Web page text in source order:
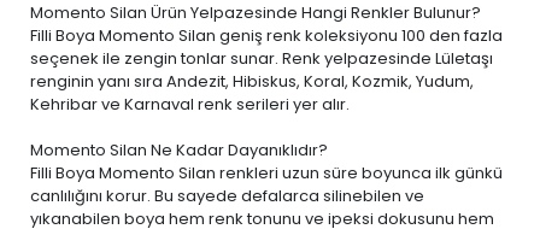
Momento Silan Ürün Yelpazesinde Hangi Renkler Bulunur?
Filli Boya Momento Silan geniş renk koleksiyonu 100 den fazla
seçenek ile zengin tonlar sunar. Renk yelpazesinde Lületaşı
renginin yanı sıra Andezit, Hibiskus, Koral, Kozmik, Yudum,
Kehribar ve Karnaval renk serileri yer alır.
Momento Silan Ne Kadar Dayanıklıdır?
Filli Boya Momento Silan renkleri uzun süre boyunca ilk günkü
canlılığını korur. Bu sayede defalarca silinebilen ve
yıkanabilen boya hem renk tonunu ve ipeksi dokusunu hem